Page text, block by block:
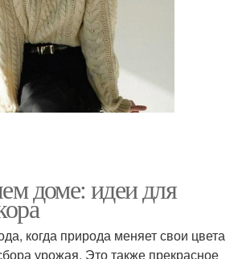
доме: идеи для
когда природа меняет свои цвета
урожая. Это также прекрасное